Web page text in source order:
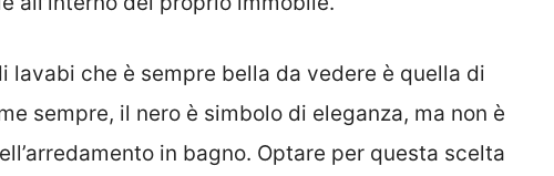
lavabi che è sempre bella da vedere è quella di
sempre, il nero è simbolo di eleganza, ma non è
in bagno. Optare per questa scelta